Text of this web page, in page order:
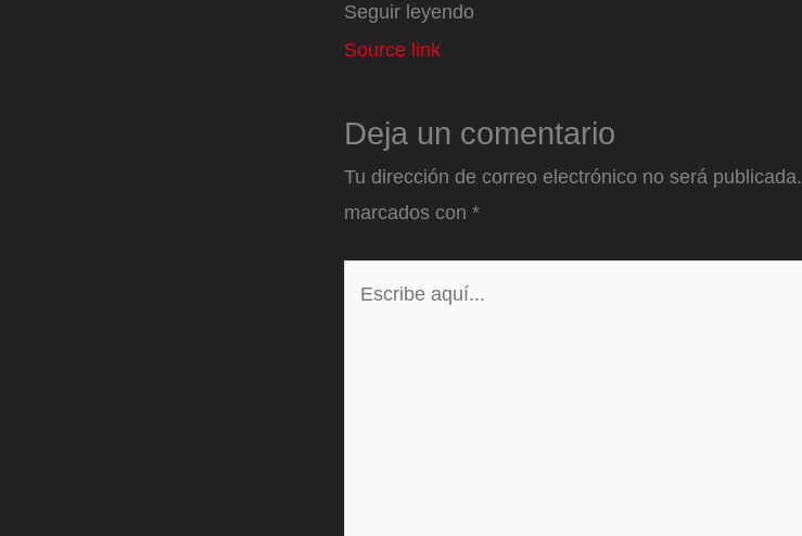
Seguir leyendo
Source link
Deja un comentario
Tu dirección de correo electrónico no será publicada.
marcados con *